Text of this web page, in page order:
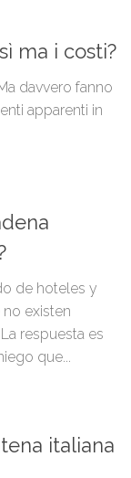
ma i costi?
davvero fanno
apparenti in
de hoteles y
existen
respuesta es
que...
italiana